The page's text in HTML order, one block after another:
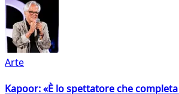
Arte
Kapoor: «È lo spettatore che completa